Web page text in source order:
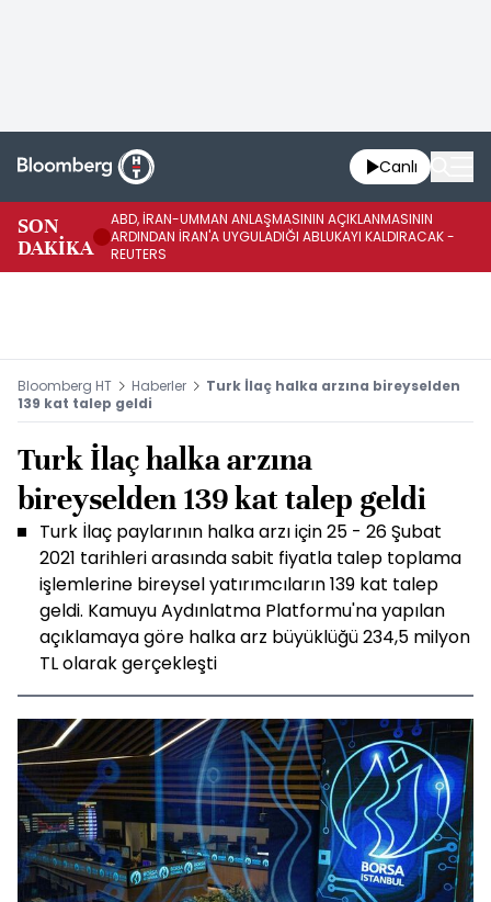
Canlı
SON
DAKİKA
ABD, İRAN-UMMAN ANLAŞMASININ AÇIKLANMASININ
ARDINDAN İRAN'A UYGULADIĞI ABLUKAYI KALDIRACAK -
REUTERS
Bloomberg HT Haberler
Turk İlaç halka arzına bireyselden
139 kat talep geldi
Turk İlaç halka arzına
bireyselden 139 kat talep geldi
Turk İlaç paylarının halka arzı için 25 - 26 Şubat
2021 tarihleri arasında sabit fiyatla talep toplama
işlemlerine bireysel yatırımcıların 139 kat talep
geldi. Kamuyu Aydınlatma Platformu'na yapılan
açıklamaya göre halka arz büyüklüğü 234,5 milyon
TL olarak gerçekleşti